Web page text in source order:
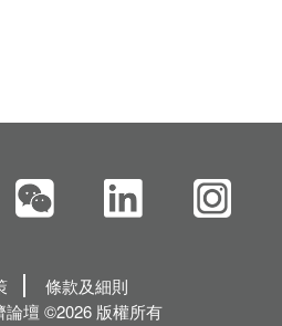
條款及細則
論壇 ©2026 版權所有